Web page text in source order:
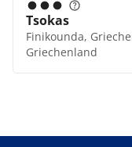
Tsokas
Finikounda,
Griechenland